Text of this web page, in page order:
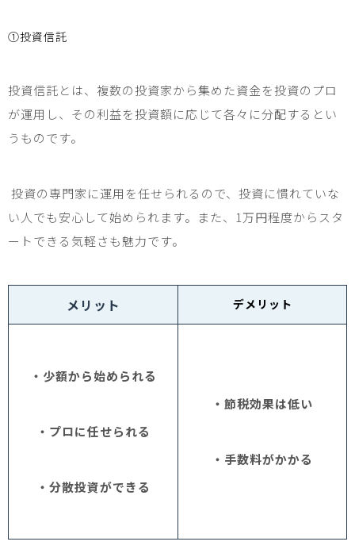
①投資信託
投資信託とは、複数の投資家から集めた資金を投資のプロ
が運用し、その利益を投資額に応じて各々に分配するとい
うものです。
投資の専門家に運用を任せられるので、投資に慣れていな
い人でも安心して始められます。また、 1 万円程度からスタ
ートできる気軽さも魅力です。
メリット デメリット
・少額から始められる
・プロに任せられる
・分散投資ができる
・節税効果は低い
・手数料がかかる